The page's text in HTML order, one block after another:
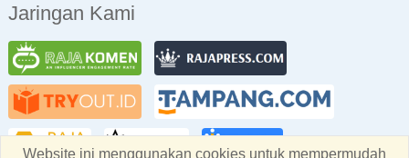
Jaringan Kami
Website ini menggunakan cookies untuk mempermudah